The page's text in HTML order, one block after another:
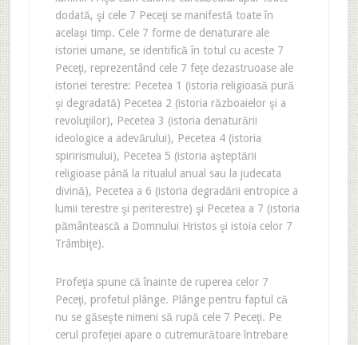
dodată, şi cele 7 Peceţi se manifestă toate în
acelaşi timp. Cele 7 forme de denaturare ale
istoriei umane, se identifică în totul cu aceste 7
Peceţi, reprezentând cele 7 feţe dezastruoase ale
istoriei terestre: Pecetea 1 (istoria religioasă pură
şi degradată) Pecetea 2 (istoria războaielor şi a
revoluţiilor), Pecetea 3 (istoria denaturării
ideologice a adevărului), Pecetea 4 (istoria
spirirismului), Pecetea 5 (istoria aşteptării
religioase până la ritualul anual sau la judecata
divină), Pecetea a 6 (istoria degradării entropice a
lumii terestre şi periterestre) şi Pecetea a 7 (istoria
pământească a Domnului Hristos şi istoia celor 7
Trâmbiţe).
Profeţia spune că înainte de ruperea celor 7
Peceţi, profetul plânge. Plânge pentru faptul că
nu se găseşte nimeni să rupă cele 7 Peceţi. Pe
cerul profeţiei apare o cutremurătoare întrebare